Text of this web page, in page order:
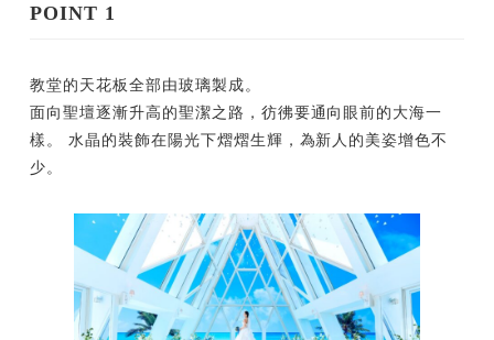
POINT 1
教堂的天花板全部由玻璃製成。
面向聖壇逐漸升高的聖潔之路，彷彿要通向眼前的大海一
樣。 水晶的裝飾在陽光下熠熠生輝，為新人的美姿增色不
少。